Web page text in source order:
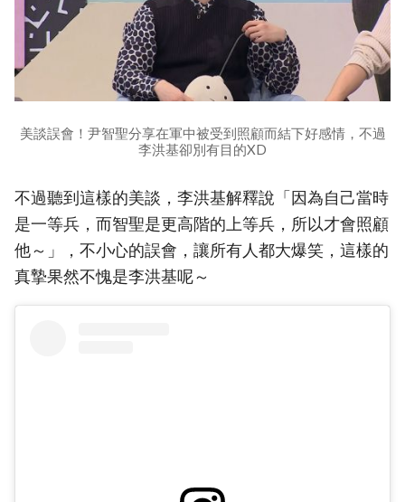
美談誤會！尹智聖分享在軍中被受到照顧而結下好感情，不過
李洪基卻別有目的XD
不過聽到這樣的美談，李洪基解釋說「因為自己當時
是一等兵，而智聖是更高階的上等兵，所以才會照顧
他～」，不小心的誤會，讓所有人都大爆笑，這樣的
真摯果然不愧是李洪基呢～